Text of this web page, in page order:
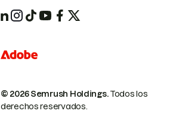
© 2026 Semrush Holdings.Todos los
derechos reservados.